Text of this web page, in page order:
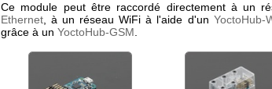
Ce module peut être raccordé directement à un
Ethernet , à un réseau WiFi à l'aide d'un YoctoHub-
grâce à un YoctoHub-GSM